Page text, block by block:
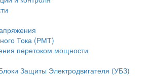
Тока (РМТ)
перетоком мощности
Защиты Электродвигателя (УБЗ)